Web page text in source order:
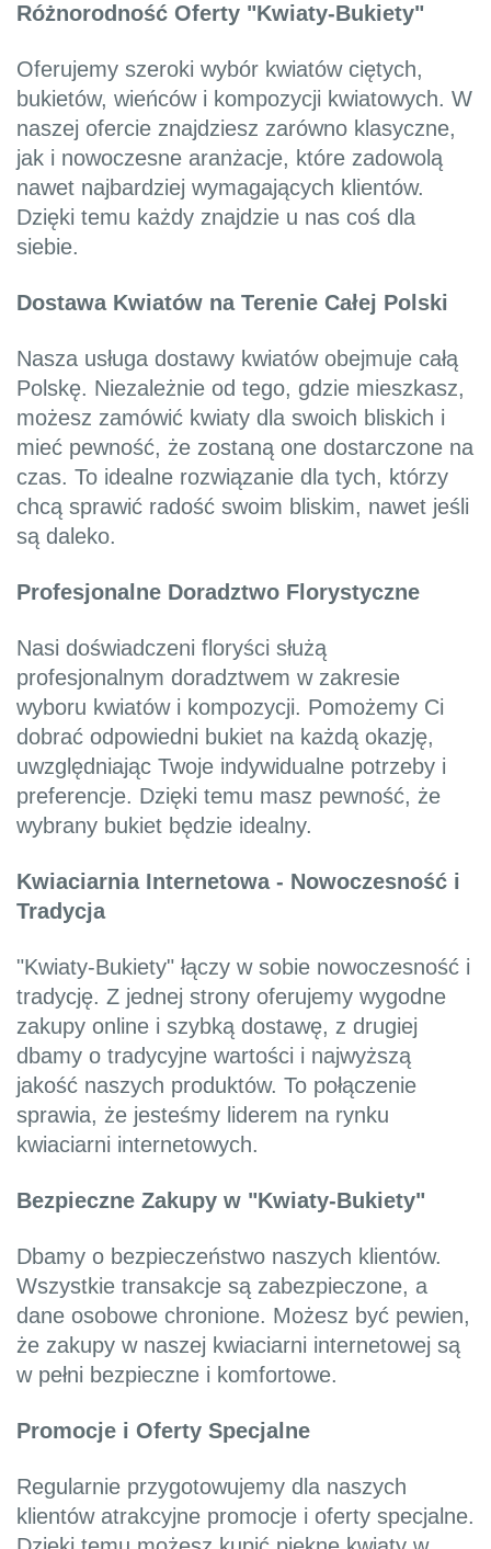
Różnorodność Oferty "Kwiaty-Bukiety"
Oferujemy szeroki wybór kwiatów ciętych,
bukietów, wieńców i kompozycji kwiatowych. W
naszej ofercie znajdziesz zarówno klasyczne,
jak i nowoczesne aranżacje, które zadowolą
nawet najbardziej wymagających klientów.
Dzięki temu każdy znajdzie u nas coś dla
siebie.
Dostawa Kwiatów na Terenie Całej Polski
Nasza usługa dostawy kwiatów obejmuje całą
Polskę. Niezależnie od tego, gdzie mieszkasz,
możesz zamówić kwiaty dla swoich bliskich i
mieć pewność, że zostaną one dostarczone na
czas. To idealne rozwiązanie dla tych, którzy
chcą sprawić radość swoim bliskim, nawet jeśli
są daleko.
Profesjonalne Doradztwo Florystyczne
Nasi doświadczeni floryści służą
profesjonalnym doradztwem w zakresie
wyboru kwiatów i kompozycji. Pomożemy Ci
dobrać odpowiedni bukiet na każdą okazję,
uwzględniając Twoje indywidualne potrzeby i
preferencje. Dzięki temu masz pewność, że
wybrany bukiet będzie idealny.
Kwiaciarnia Internetowa - Nowoczesność i
Tradycja
"Kwiaty-Bukiety" łączy w sobie nowoczesność i
tradycję. Z jednej strony oferujemy wygodne
zakupy online i szybką dostawę, z drugiej
dbamy o tradycyjne wartości i najwyższą
jakość naszych produktów. To połączenie
sprawia, że jesteśmy liderem na rynku
kwiaciarni internetowych.
Bezpieczne Zakupy w "Kwiaty-Bukiety"
Dbamy o bezpieczeństwo naszych klientów.
Wszystkie transakcje są zabezpieczone, a
dane osobowe chronione. Możesz być pewien,
że zakupy w naszej kwiaciarni internetowej są
w pełni bezpieczne i komfortowe.
Promocje i Oferty Specjalne
Regularnie przygotowujemy dla naszych
klientów atrakcyjne promocje i oferty specjalne.